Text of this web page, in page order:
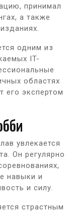
принимал
а также
одним из
IT-
областях
его экспертом
увлекается
Он регулярно
навыки и
и силу.
страстным